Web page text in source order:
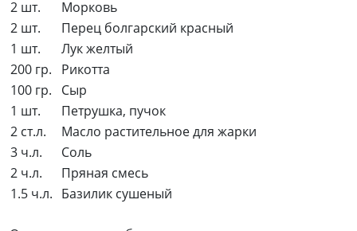
2 шт.
Морковь
2 шт.
Перец болгарский красный
1 шт.
Лук желтый
200 гр.
Рикотта
100 гр.
Сыр
1 шт.
Петрушка, пучок
2 ст.л.
Масло растительное для жарки
3 ч.л.
Соль
2 ч.л.
Пряная смесь
1.5 ч.л. Базилик сушеный